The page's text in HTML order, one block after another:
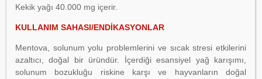
Kekik yağı 40.000 mg içerir.
KULLANIM SAHASI/ENDİKASYONLAR
Mentova, solunum yolu problemlerini ve sıcak stresi etkilerini
azaltıcı, doğal bir üründür. İçerdiği esansiyel yağ karışımı,
solunum bozukluğu riskine karşı ve hayvanların doğal